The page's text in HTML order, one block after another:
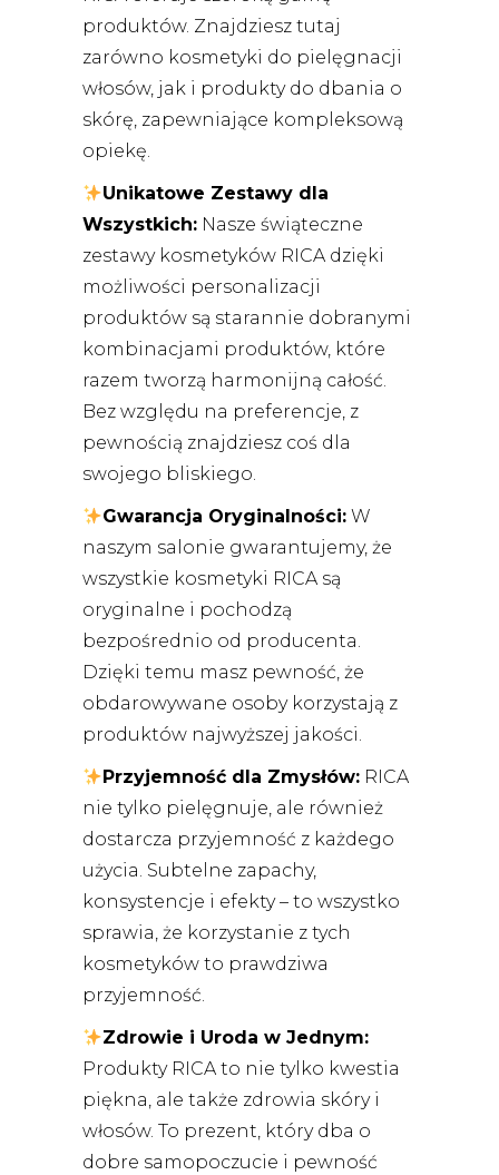
produktów. Znajdziesz tutaj
zarówno kosmetyki do pielęgnacji
włosów, jak i produkty do dbania o
skórę, zapewniające kompleksową
opiekę.
Unikatowe Zestawy dla
Wszystkich: Nasze świąteczne
zestawy kosmetyków RICA dzięki
możliwości personalizacji
produktów są starannie dobranymi
kombinacjami produktów, które
razem tworzą harmonijną całość.
Bez względu na preferencje, z
pewnością znajdziesz coś dla
swojego bliskiego.
Gwarancja Oryginalności: W
naszym salonie gwarantujemy, że
wszystkie kosmetyki RICA są
oryginalne i pochodzą
bezpośrednio od producenta.
Dzięki temu masz pewność, że
obdarowywane osoby korzystają z
produktów najwyższej jakości.
Przyjemność dla Zmysłów: RICA
nie tylko pielęgnuje, ale również
dostarcza przyjemność z każdego
użycia. Subtelne zapachy,
konsystencje i efekty – to wszystko
sprawia, że korzystanie z tych
kosmetyków to prawdziwa
przyjemność.
Zdrowie i Uroda w Jednym:
Produkty RICA to nie tylko kwestia
piękna, ale także zdrowia skóry i
włosów. To prezent, który dba o
dobre samopoczucie i pewność